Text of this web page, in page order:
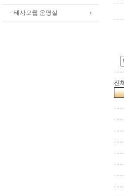
ㆍ테사모웹 운영실
전